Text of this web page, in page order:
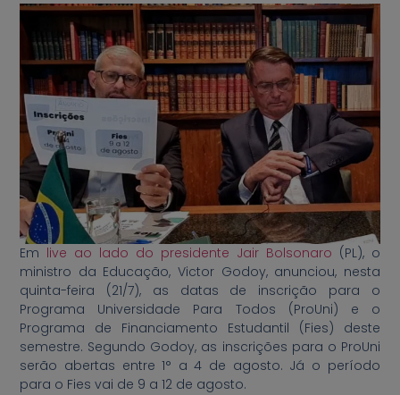
Em live ao lado do presidente Jair Bolsonaro (PL), o
ministro da Educação, Victor Godoy, anunciou, nesta
quinta-feira (21/7), as datas de inscrição para o
Programa Universidade Para Todos (ProUni) e o
Programa de Financiamento Estudantil (Fies) deste
semestre. Segundo Godoy, as inscrições para o ProUni
serão abertas entre 1° a 4 de agosto. Já o período
para o Fies vai de 9 a 12 de agosto.